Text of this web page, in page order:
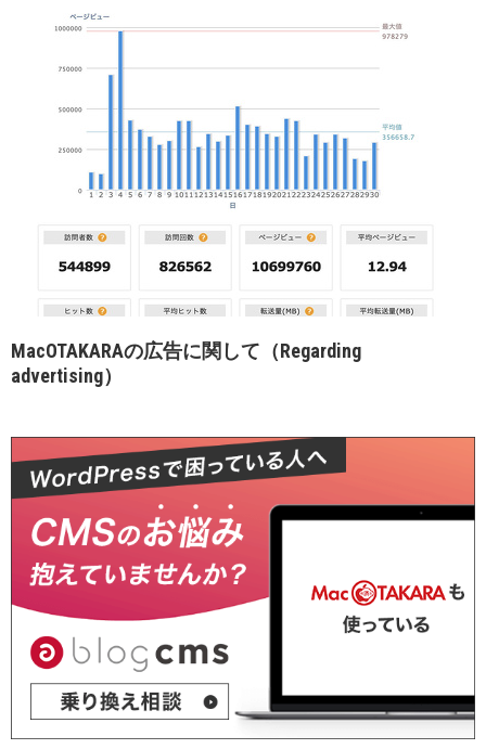
MacOTAKARAの広告に関して（Regarding
advertising）